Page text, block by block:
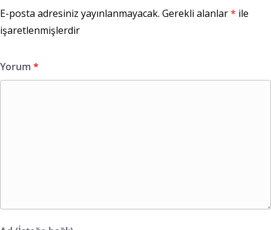
E-posta adresiniz yayınlanmayacak. Gerekli alanlar* ile
işaretlenmişlerdir
Yorum *